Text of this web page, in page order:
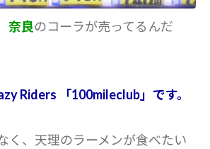
奈良のコーラが売ってるんだ
Riders 「100mileclub」です。
く、天理のラーメンが食べたい